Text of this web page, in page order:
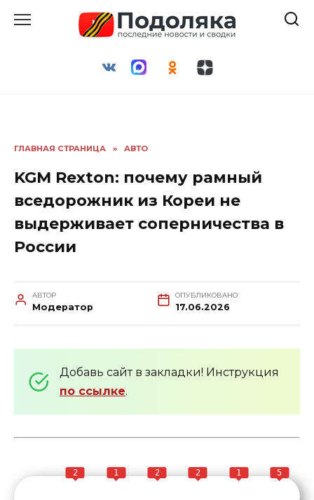
ГЛАВНАЯ СТРАНИЦА » АВТО
KGM Rexton: почему рамный
вседорожник из Кореи не
выдерживает соперничества в
России
АВТОР
Модератор
ОПУБЛИКОВАНО
17.06.2026
Добавь сайт в закладки! Инструкция
по ссылке.
2 1 2 2 1 5